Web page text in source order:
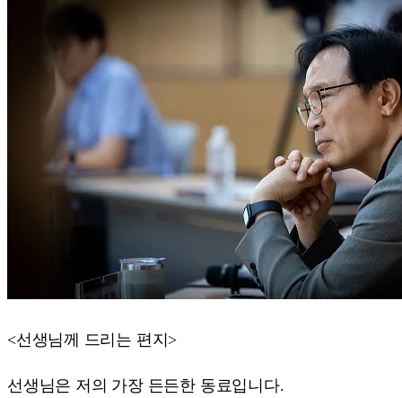
<선생님께 드리는 편지>
선생님은 저의 가장 든든한 동료입니다.